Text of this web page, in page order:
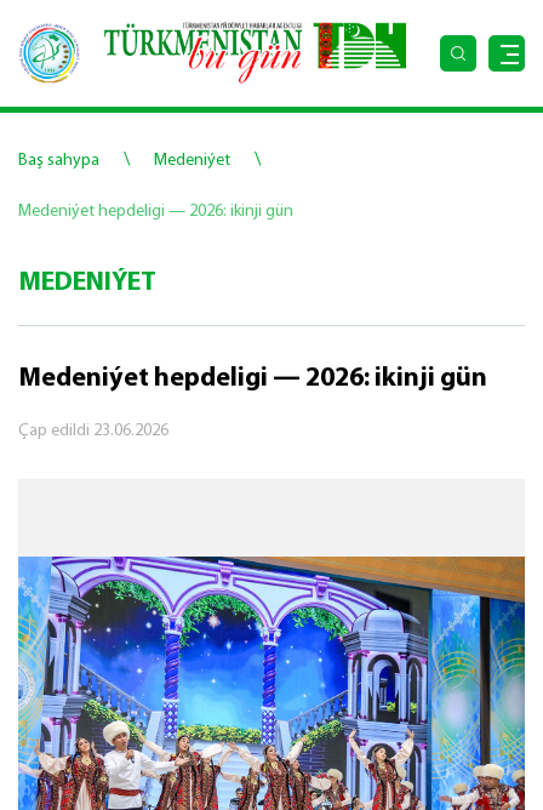
Baş sahypa \ Medeniýet \
Medeniýet hepdeligi — 2026: ikinji gün
MEDENIÝET
Medeniýet hepdeligi — 2026: ikinji gün
Çap edildi 23.06.2026